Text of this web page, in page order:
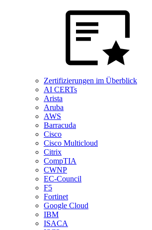
Zertifizierungen im Überblick
AI CERTs
Arista
Aruba
AWS
Barracuda
Cisco
Cisco Multicloud
Citrix
CompTIA
CWNP
EC-Council
F5
Fortinet
Google Cloud
IBM
ISACA